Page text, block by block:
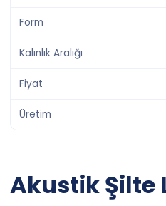
Form
Kalınlık Aralığı
Fiyat
Üretim
Akustik Şilte